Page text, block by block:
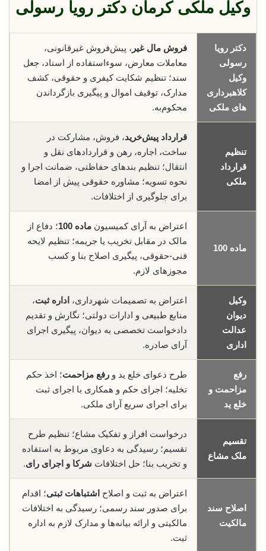
وکیل ملکی کرمان دکتر رویا رسولی
دکتر رویا
رسولی
وکیل
کلاهبرداری
های ملکی
فروش مال غیر ، پیش‌فروش غیرقانونی،
معاملات معارض، سوء‌استفاده از اسناد، جعل
سند؛ تنظیم شکایت کیفری و حقوقی، کشف
مدارک، توقیف اموال و پیگیری بازگرداندن
محکوم‌به.
تنظیم
قرارداد
ملکی
قرارداد پیش‌خرید، فروش، مشارکت در
ساخت، اجاره، رهن و قراردادهای نقل و
انتقال؛ تنظیم بندهای حفاظتی، ضمانت اجرا و
نحوه تسویه؛ مشاوره حقوقی پیش از امضا
برای جلوگیری از اختلافات.
ماده 100
اعتراض به آرای کمیسیون ماده 100
؛ دفاع از
مالک در مقابل تخریب یا جریمه؛ تنظیم لایحه
فنی-حقوقی، پیگیری اصلاح بنا و کسب
مجوزهای لازم.
وکیل
دیوان
عدالت
اداری
اعتراض به تصمیمات شهرداری، اداره ثبت،
منابع طبیعی و ادارات دولتی؛ نگارش و تقدیم
دادخواست تخصصی به دیوان، پیگیری اجرای
آرای صادره.
رفع
مزاحمت و
خلع ید
طرح دعوای خلع ید و رفع مزاحمت؛ اخذ حکم
تخلیه؛ اجرای حکم و همکاری با اجرای ثبت
برای اجرای سریع آرای ملکی.
تقسیم
ملک مشاع
درخواست افراز و تفکیک مشاع؛ تنظیم طرح
تقسیم؛ رسیدگی به دعاوی مربوط به استفاده
و تخریب بنا؛ حل اختلافات شرکا و اجرای رای.
اصلاح سند
مالکیت
اعتراض به ثبت و اصلاح اشتباهات ثبتی؛ اقدام
برای صدور سند رسمی؛ رسیدگی به اختلافات
مالکیتی و ارائه بیانه‌ها و مدارک لازم به اداره
ثبت.